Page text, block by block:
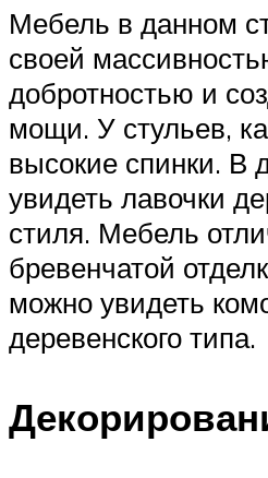
Мебель в данном
своей
добротностью и
мощи. У стульев,
высокие спинки. В
увидеть лавочки
стиля. Мебель
бревенчатой
можно увидеть
деревенского типа.